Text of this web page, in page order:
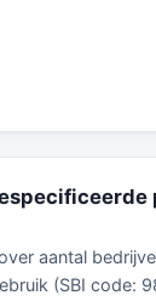
aantal
(SBI code: